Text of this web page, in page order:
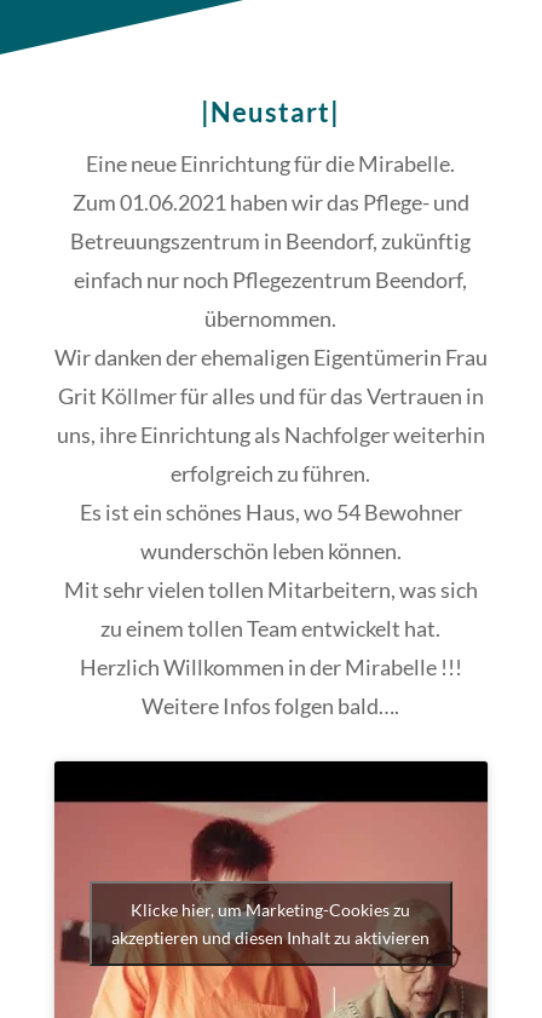
|Neustart|
Eine neue Einrichtung für die Mirabelle.
Zum 01.06.2021 haben wir das Pflege- und
Betreuungszentrum in Beendorf, zukünftig
einfach nur noch Pflegezentrum Beendorf,
übernommen.
Wir danken der ehemaligen Eigentümerin Frau
Grit Köllmer für alles und für das Vertrauen in
uns, ihre Einrichtung als Nachfolger weiterhin
erfolgreich zu führen.
Es ist ein schönes Haus, wo 54 Bewohner
wunderschön leben können.
Mit sehr vielen tollen Mitarbeitern, was sich
zu einem tollen Team entwickelt hat.
Herzlich Willkommen in der Mirabelle !!!
Weitere Infos folgen bald….
Klicke hier, um Marketing-Cookies zu
akzeptieren und diesen Inhalt zu aktivieren